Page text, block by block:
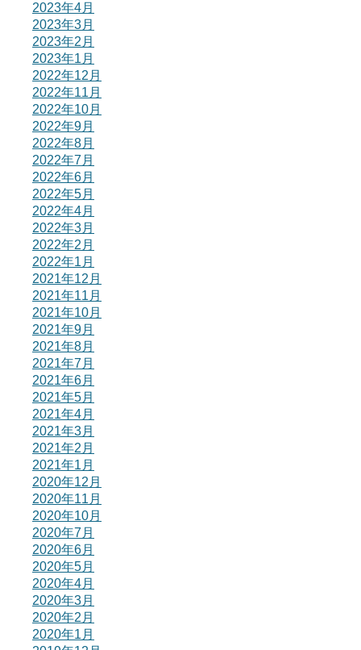
2023年4月
2023年3月
2023年2月
2023年1月
2022年12月
2022年11月
2022年10月
2022年9月
2022年8月
2022年7月
2022年6月
2022年5月
2022年4月
2022年3月
2022年2月
2022年1月
2021年12月
2021年11月
2021年10月
2021年9月
2021年8月
2021年7月
2021年6月
2021年5月
2021年4月
2021年3月
2021年2月
2021年1月
2020年12月
2020年11月
2020年10月
2020年7月
2020年6月
2020年5月
2020年4月
2020年3月
2020年2月
2020年1月